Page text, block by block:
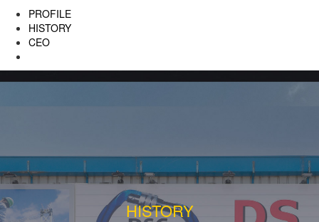
PROFILE
HISTORY
CEO
HISTORY